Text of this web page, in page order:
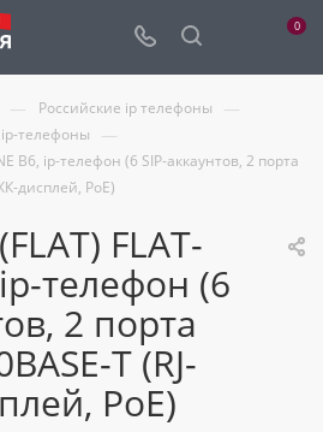
0
— Российские ip телефоны —
телефоны —
B6, ip-телефон (6 SIP-аккаунтов, 2 порта
дисплей, PoE)
FLAT-
телефон (6
2 порта
T (RJ-
PoE)